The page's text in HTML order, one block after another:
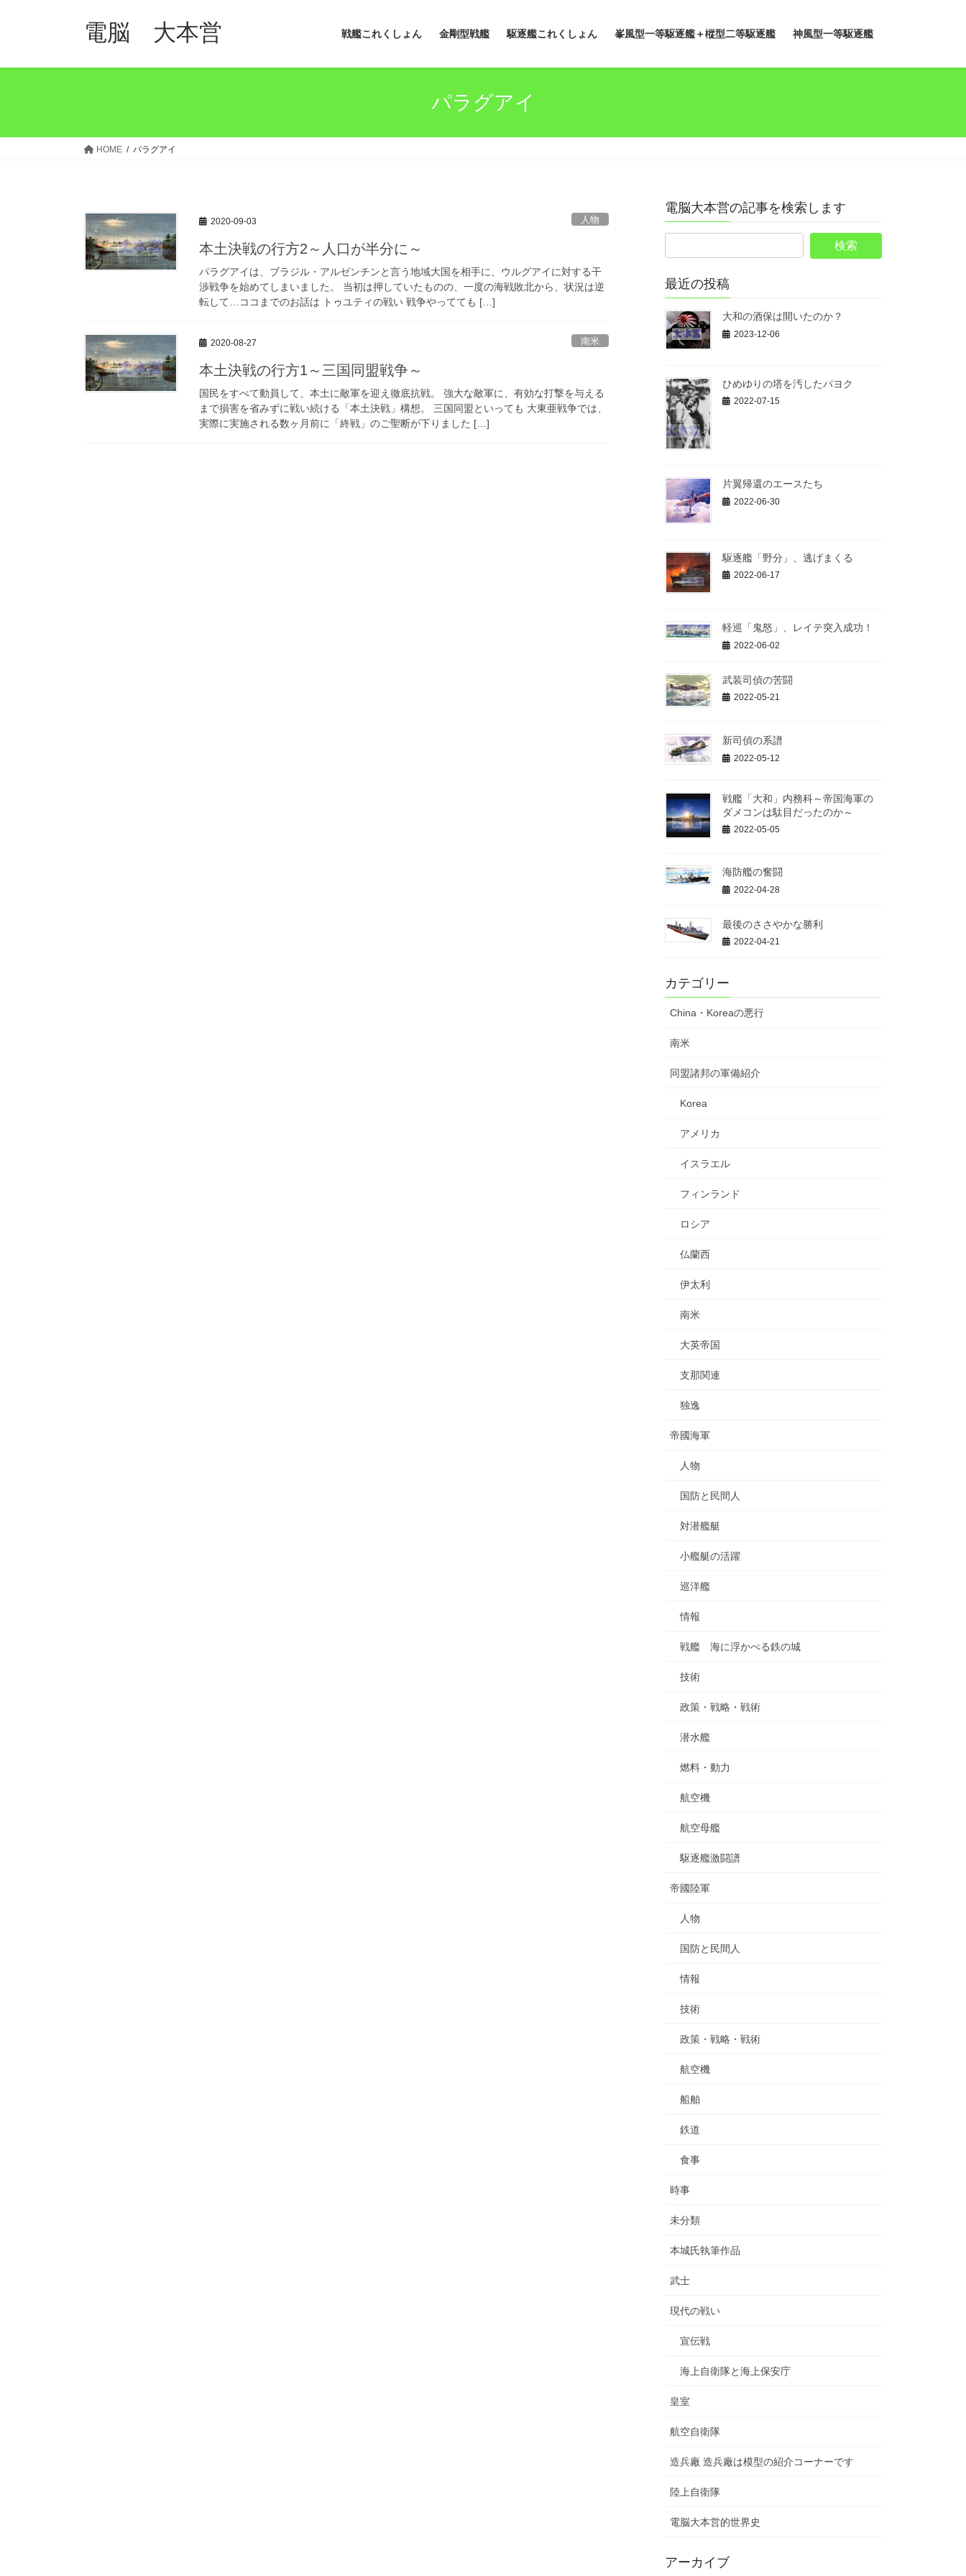
電脳 大本営 戦艦これくしょん 金剛型戦艦 駆逐艦これくしょん 峯風型一等駆逐艦＋樅型二等駆逐艦 神風型一等駆逐艦
パラグアイ
HOME パラグアイ
2020-09-03 人物
本土決戦の行方2～人口が半分に～
パラグアイは、ブラジル・アルゼンチンと言う地域大国を相手に、ウルグアイに対する干
渉戦争を始めてしまいました。 当初は押していたものの、一度の海戦敗北から、状況は逆
転して…ココまでのお話は トゥユティの戦い 戦争やってても […]
2020-08-27 南米
本土決戦の行方1～三国同盟戦争～
国民をすべて動員して、本土に敵軍を迎え徹底抗戦。 強大な敵軍に、有効な打撃を与える
まで損害を省みずに戦い続ける「本土決戦」構想。 三国同盟といっても 大東亜戦争では、
実際に実施される数ヶ月前に「終戦」のご聖断が下りました […]
電脳大本営の記事を検索します
最近の投稿
大和の酒保は開いたのか？
2023-12-06
ひめゆりの塔を汚したパヨク
2022-07-15
片翼帰還のエースたち
2022-06-30
駆逐艦「野分」、逃げまくる
2022-06-17
軽巡「鬼怒」、レイテ突入成功！
2022-06-02
武装司偵の苦闘
2022-05-21
新司偵の系譜
2022-05-12
戦艦「大和」内務科～帝国海軍の
ダメコンは駄目だったのか～
2022-05-05
海防艦の奮闘
2022-04-28
最後のささやかな勝利
2022-04-21
カテゴリー
China・Koreaの悪行
南米
同盟諸邦の軍備紹介
Korea
アメリカ
イスラエル
フィンランド
ロシア
仏蘭西
伊太利
南米
大英帝国
支那関連
独逸
帝國海軍
人物
国防と民間人
対潜艦艇
小艦艇の活躍
巡洋艦
情報
戦艦 海に浮かべる鉄の城
技術
政策・戦略・戦術
潜水艦
燃料・動力
航空機
航空母艦
駆逐艦激闘譜
帝國陸軍
人物
国防と民間人
情報
技術
政策・戦略・戦術
航空機
船舶
鉄道
食事
時事
未分類
本城氏執筆作品
武士
現代の戦い
宣伝戦
海上自衛隊と海上保安庁
皇室
航空自衛隊
造兵廠 造兵廠は模型の紹介コーナーです
陸上自衛隊
電脳大本営的世界史
アーカイブ